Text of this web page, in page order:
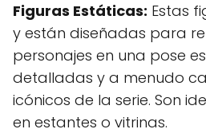
Figuras Estáticas: Estas
y están diseñadas para
personajes en una pose
detalladas y a menudo
icónicos de la serie. Son
en estantes o vitrinas.